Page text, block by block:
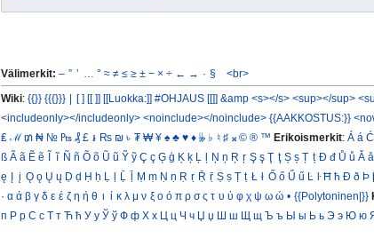
Välimerkit: – ” ’ ° ≈ ≠ ≤ ≥ ± − × ÷ ← → · § <br>
Wiki: {{}} {{{}}} | [ ] [[ ]] [[Luokka:]] #OHJAUS [[]] &amp <s></s> <sup></sup>
<includeonly></includeonly> <noinclude></noinclude> {{AAKKOSTUS:}}
₤ ℳ ₥ ₦ № ₧ ₰ £ ៛ ₨ ₪ ৳ ₮ ₩ ¥ ♠ ♣ ♥ ♦ 𝄫 ♭ ♮ ♯ 𝄪 © ® ™ Erikoismerkit:Á á Ć
ß Ã ã Ẽ ẽ Ĩ ĩ Ñ ñ Õ õ Ũ ũ Ỹ ỹ Ç ç Ģ ģ Ķ ķ Ļ ļ Ņ ņ Ŗ ŗ Ş ş Ţ ţ Ș ș Ț ț Đ đ Ů ů Ǎ ǎ
ę Į į Ǫ ǫ Ų ų Ḍ ḍ Ḥ ḥ Ḷ ḷ Ḹ ḹ Ṃ ṃ Ṇ ṇ Ṛ ṛ Ṝ ṝ Ṣ ṣ Ṭ ṭ Ł ł Ő ő Ű ű Ŀ ŀ Ħ ħ Ð ð Þ
· α ά β γ δ ε έ ζ η ή θ ι ί κ λ μ ν ξ ο ό π ρ σ ς τ υ ύ φ χ ψ ω ώ • {{Polytoninen|}}
п Р р С с Т т Ћ ћ У у Ў ў Ф ф Х х Ц ц Ч ч Џ џ Ш ш Щ щ Ъ ъ Ы ы Ь ь Э э Ю ю